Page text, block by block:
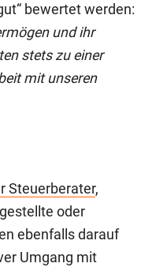
bewertet werden:
und ihr
stets zu einer
mit unseren
Steuerberater,
oder
ebenfalls darauf
Umgang mit